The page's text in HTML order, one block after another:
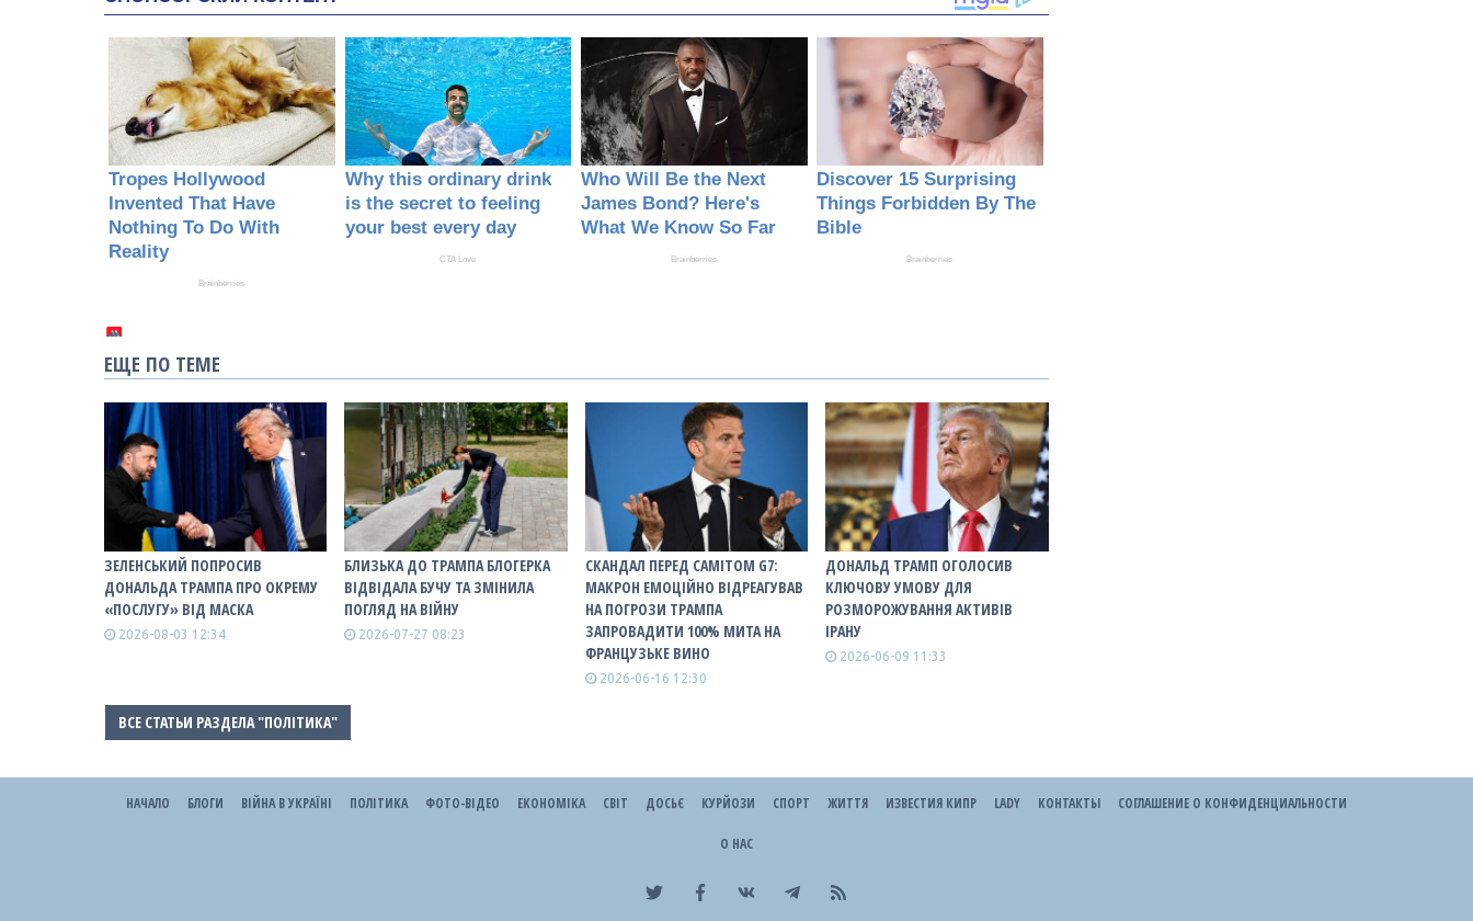
ЕЩЕ ПО ТЕМЕ
ЗЕЛЕНСЬКИЙ ПОПРОСИВ
ДОНАЛЬДА ТРАМПА ПРО ОКРЕМУ
«ПОСЛУГУ» ВІД МАСКА
2026-08-03 12:34
БЛИЗЬКА ДО ТРАМПА БЛОГЕРКА
ВІДВІДАЛА БУЧУ ТА ЗМІНИЛА
ПОГЛЯД НА ВІЙНУ
2026-07-27 08:23
СКАНДАЛ ПЕРЕД САМІТОМ G7:
МАКРОН ЕМОЦІЙНО ВІДРЕАГУВАВ
НА ПОГРОЗИ ТРАМПА
ЗАПРОВАДИТИ 100% МИТА НА
ФРАНЦУЗЬКЕ ВИНО
2026-06-16 12:30
ДОНАЛЬД ТРАМП ОГОЛОСИВ
КЛЮЧОВУ УМОВУ ДЛЯ
РОЗМОРОЖУВАННЯ АКТИВІВ
ІРАНУ
2026-06-09 11:33
ВСЕ СТАТЬИ РАЗДЕЛА "ПОЛІТИКА"
НАЧАЛО БЛОГИ ВІЙНА В УКРАЇНІ ПОЛІТИКА ФОТО-ВІДЕО ЕКОНОМІКА СВІТ ДОСЬЄ КУРЙОЗИ СПОРТ ЖИТТЯ ИЗВЕСТИЯ КИПР LADY КОНТАКТЫ СОГЛАШЕНИЕ О КОНФИДЕНЦИАЛЬНОСТИ
О НАС